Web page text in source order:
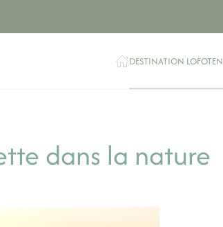
DESTINATION LOFOTEN
dans la nature